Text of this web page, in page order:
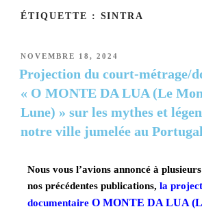
ÉTIQUETTE : SINTRA
NOVEMBRE 18, 2024
Projection du court-métrage/
« O MONTE DA LUA (Le
Lune) » sur les mythes et
notre ville jumelée au Portugal
Nous vous l’avions annoncé à
nos précédentes publications, la
documentaire O MONTE DA LUA